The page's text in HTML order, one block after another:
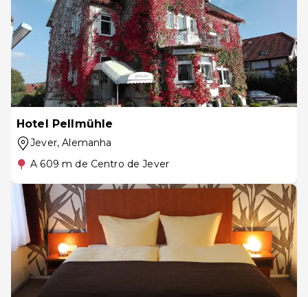
Hotel Pellmühle
Jever, Alemanha
A 609 m de Centro de Jever